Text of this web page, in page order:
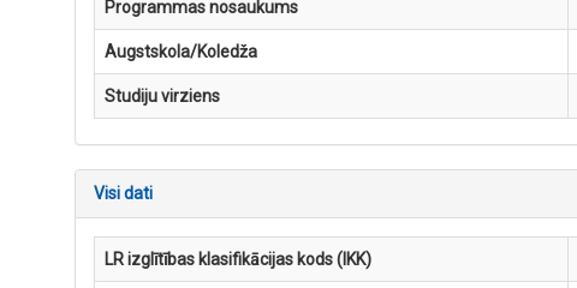
Programmas nosaukums
Augstskola/Koledža
Studiju virziens
Visi dati
LR izglītības klasifikācijas kods (IKK)